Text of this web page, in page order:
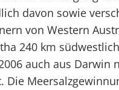
davon sowie
von Western
240 km
auch aus Darwin
Die